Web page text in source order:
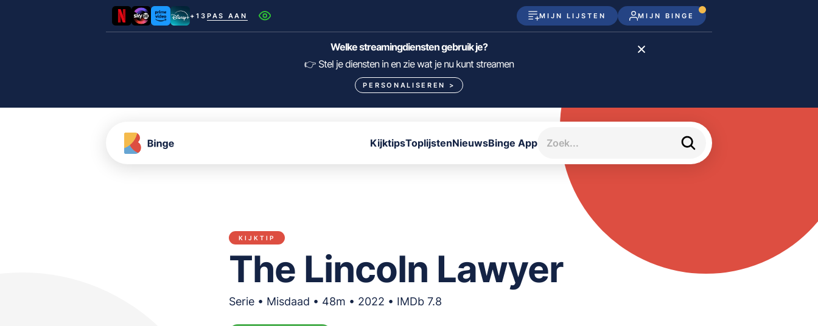
+13 PAS AAN MIJN LIJSTEN MIJN BINGE
Netflix SkyShowtime Prime Video Disney+
HBO Max NPO Start
Pathé Thuis
meJane
Welke streamingdiensten gebruik je?
👉 Stel je diensten in en zie wat je nu kunt streamen
PERSONALISEREN >
KijktipsToplijstenNieuwsBinge App
KIJKTIP
The Lincoln Lawyer
Serie • Misdaad • 48m • 2022 • IMDb 7.8